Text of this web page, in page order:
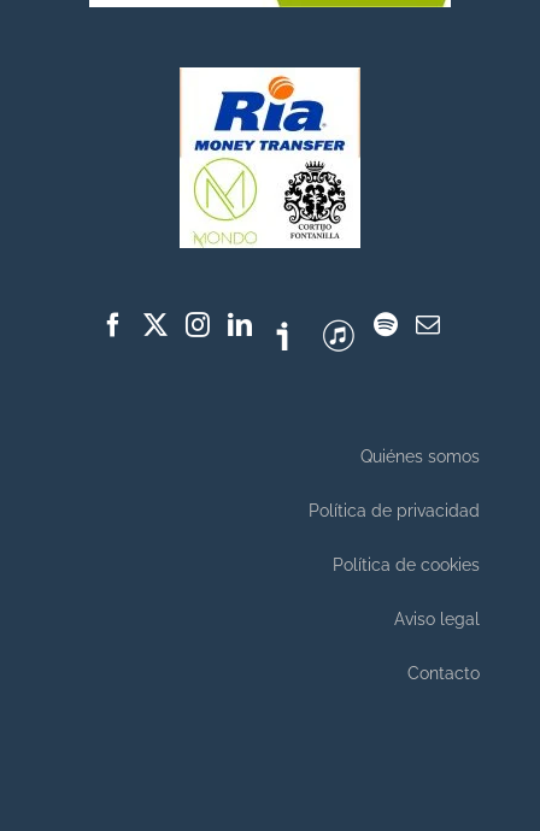
Quiénes somos
Política de privacidad
Política de cookies
Aviso legal
Contacto